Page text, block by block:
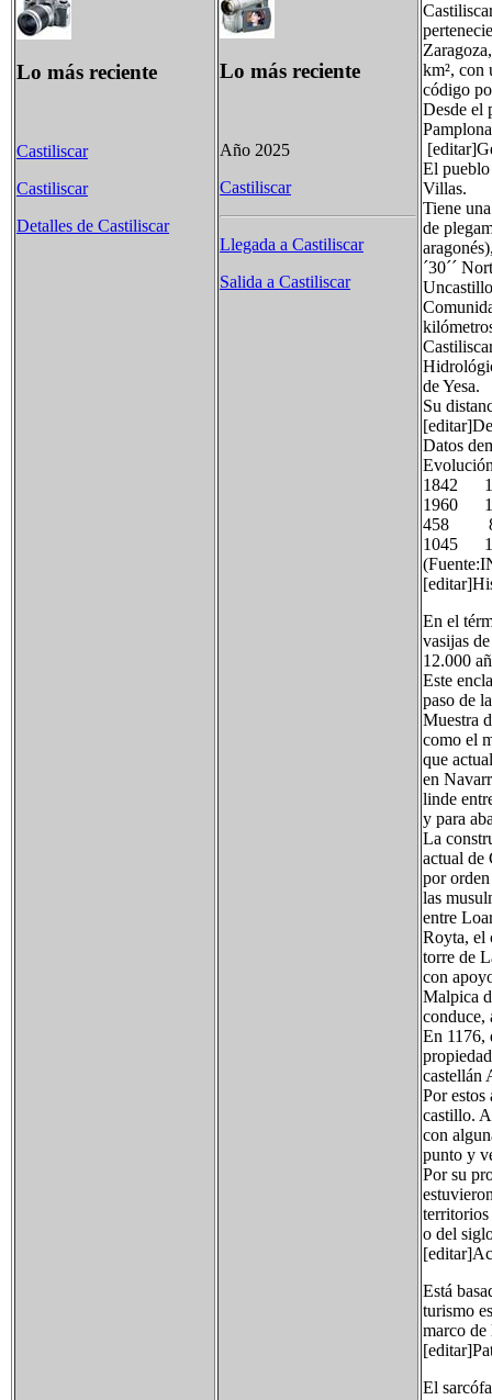
Lo más reciente
Castiliscar
Castiliscar
Detalles de Castiliscar
Lo más reciente
Año 2025
Castiliscar
Llegada a Castiliscar
Salida a Castiliscar
km², con
código
Desde el
El pueblo
Villas.
Tiene
de
´30´´
de Yesa.
Su
Datos
1842
1960
458
En el
vasijas
12.000
Este
paso de
Muestra
como el
que
en
linde
y para
La
actual de
por
las
entre
Royta, el
torre de
con
Malpica
conduce,
En 1176,
castellán
Por
castillo.
con
punto y
Por su
territorios
o del
Está
turismo
marco
El